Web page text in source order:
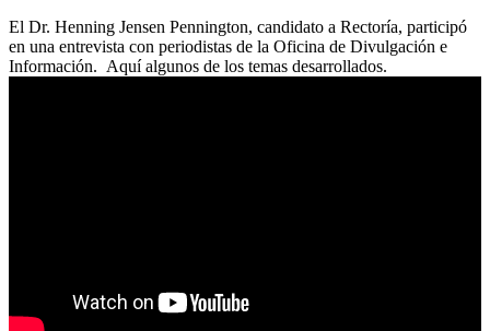
El Dr. Henning Jensen Pennington, candidato a Rectoría, participó
en una entrevista con periodistas de la Oficina de Divulgación e
Información. Aquí algunos de los temas desarrollados.